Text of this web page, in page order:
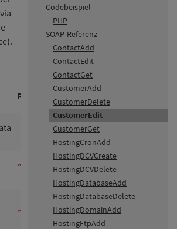
Codebeispiel
PHP
SOAP-Referenz
ContactAdd
ContactEdit
ContactGet
CustomerAdd
CustomerDelete
CustomerEdit
CustomerGet
HostingCronAdd
HostingDCVCreate
HostingDCVDelete
HostingDatabaseAdd
HostingDatabaseDelete
HostingDomainAdd
HostingFtpAdd
RegExp Null?
no
Authentication
^\d{1,18}$ no
Customer
number
^[\w.-]{12}$ yes
new contact ID
of the